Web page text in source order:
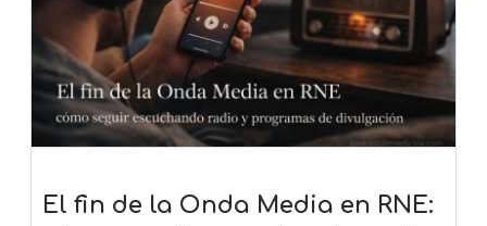
El fin de la Onda Media en RNE: